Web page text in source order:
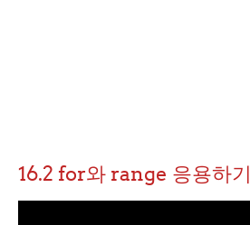
16.2 for와 range 응용하기